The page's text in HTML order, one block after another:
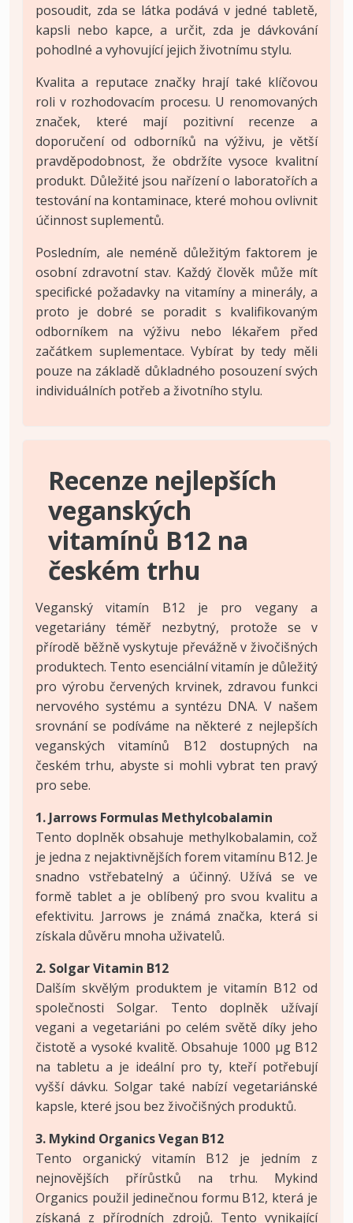
posoudit, zda se látka podává v jedné tabletě,
kapsli nebo kapce, a určit, zda je dávkování
pohodlné a vyhovující jejich životnímu stylu.
Kvalita a reputace značky hrají také klíčovou
roli v rozhodovacím procesu. U renomovaných
značek, které mají pozitivní recenze a
doporučení od odborníků na výživu, je větší
pravděpodobnost, že obdržíte vysoce kvalitní
produkt. Důležité jsou nařízení o laboratořích a
testování na kontaminace, které mohou ovlivnit
účinnost suplementů.
Posledním, ale neméně důležitým faktorem je
osobní zdravotní stav. Každý člověk může mít
specifické požadavky na vitamíny a minerály, a
proto je dobré se poradit s kvalifikovaným
odborníkem na výživu nebo lékařem před
začátkem suplementace. Vybírat by tedy měli
pouze na základě důkladného posouzení svých
individuálních potřeb a životního stylu.
Recenze nejlepších
veganských
vitamínů B12 na
českém trhu
Veganský vitamín B12 je pro vegany a
vegetariány téměř nezbytný, protože se v
přírodě běžně vyskytuje převážně v živočišných
produktech. Tento esenciální vitamín je důležitý
pro výrobu červených krvinek, zdravou funkci
nervového systému a syntézu DNA. V našem
srovnání se podíváme na některé z nejlepších
veganských vitamínů B12 dostupných na
českém trhu, abyste si mohli vybrat ten pravý
pro sebe.
1. Jarrows Formulas Methylcobalamin
Tento doplněk obsahuje methylkobalamin, což
je jedna z nejaktivnějších forem vitamínu B12. Je
snadno vstřebatelný a účinný. Užívá se ve
formě tablet a je oblíbený pro svou kvalitu a
efektivitu. Jarrows je známá značka, která si
získala důvěru mnoha uživatelů.
2. Solgar Vitamin B12
Dalším skvělým produktem je vitamín B12 od
společnosti Solgar. Tento doplněk užívají
vegani a vegetariáni po celém světě díky jeho
čistotě a vysoké kvalitě. Obsahuje 1000 µg B12
na tabletu a je ideální pro ty, kteří potřebují
vyšší dávku. Solgar také nabízí vegetariánské
kapsle, které jsou bez živočišných produktů.
3. Mykind Organics Vegan B12
Tento organický vitamín B12 je jedním z
nejnovějších přírůstků na trhu. Mykind
Organics použil jedinečnou formu B12, která je
získaná z přírodních zdrojů. Tento vynikající